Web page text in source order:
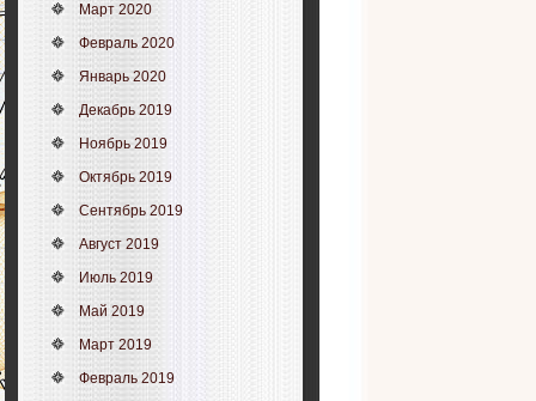
Март 2020
Февраль 2020
Январь 2020
Декабрь 2019
Ноябрь 2019
Октябрь 2019
Сентябрь 2019
Август 2019
Июль 2019
Май 2019
Март 2019
Февраль 2019